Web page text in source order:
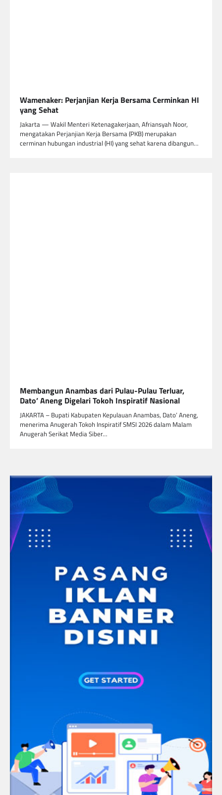
Wamenaker: Perjanjian Kerja Bersama Cerminkan HI
yang Sehat
Jakarta — Wakil Menteri Ketenagakerjaan, Afriansyah Noor,
mengatakan Perjanjian Kerja Bersama (PKB) merupakan
cerminan hubungan industrial (HI) yang sehat karena dibangun…
Membangun Anambas dari Pulau-Pulau Terluar,
Dato’ Aneng Digelari Tokoh Inspiratif Nasional
JAKARTA – Bupati Kabupaten Kepulauan Anambas, Dato’ Aneng,
menerima Anugerah Tokoh Inspiratif SMSI 2026 dalam Malam
Anugerah Serikat Media Siber…